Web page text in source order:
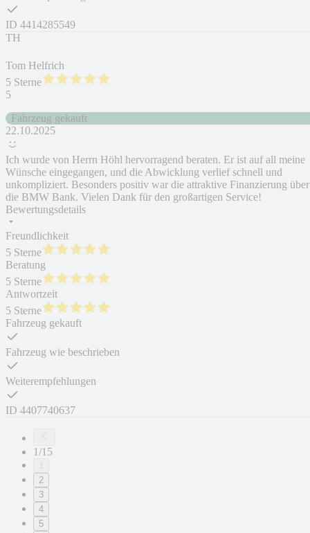
ID 4414285549
TH
Tom Helfrich
5 Sterne
5
Fahrzeug gekauft
22.10.2025
Ich wurde von Herrn Höhl hervorragend beraten. Er ist auf all meine
Wünsche eingegangen, und die Abwicklung verlief schnell und
unkompliziert. Besonders positiv war die attraktive Finanzierung über
die BMW Bank. Vielen Dank für den großartigen Service!
Bewertungsdetails
Freundlichkeit
5 Sterne
Beratung
5 Sterne
Antwortzeit
5 Sterne
Fahrzeug gekauft
Fahrzeug wie beschrieben
Weiterempfehlungen
ID 4407740637
1/15
2
3
4
5